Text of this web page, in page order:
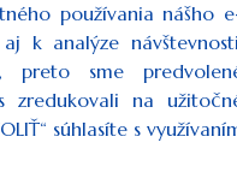
DO KOŠÍKA
používania nášho
k analýze
preto sme
zredukovali na
súhlasíte s